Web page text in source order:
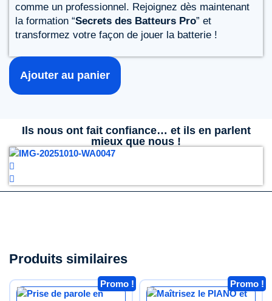
comme un professionnel. Rejoignez dès maintenant
la formation “Secrets des Batteurs Pro” et
transformez votre façon de jouer la batterie !
Ajouter au panier
Ils nous ont fait confiance… et ils en parlent
mieux que nous !
Produits similaires
Promo ! Promo !